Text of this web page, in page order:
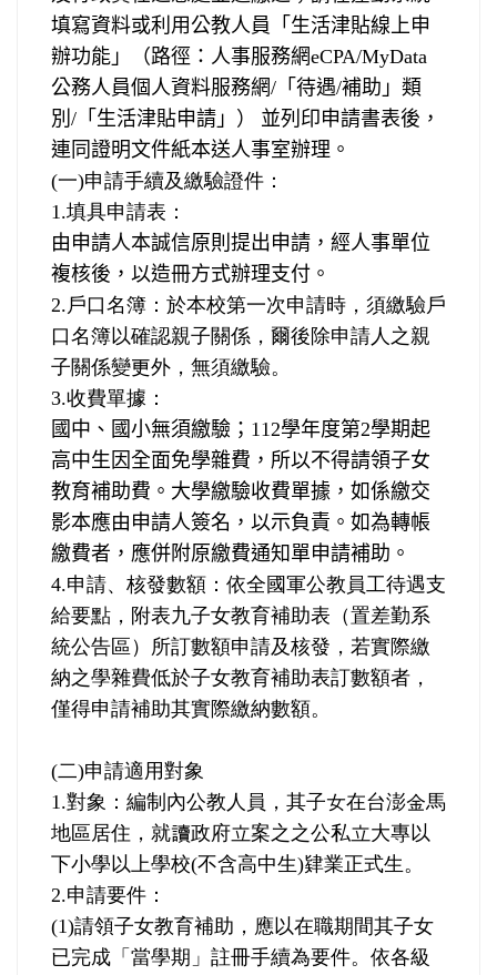
填寫資料或利用公教人員「生活津貼線上申
辦功能」（路徑：人事服務網eCPA/MyData
公務人員個人資料服務網/ 「待遇/補助」類
別 / 「生活津貼申請」）
並列印申請書表後，
連同證明文件紙本送人事室辦理。
(一)申請手續及繳驗證件：
1.填具申請表：
由申請人本誠信原則提出申請，經人事單位
複核後，以造冊方式辦理支付。
2. 戶口名簿：於本校第一次申請時，須繳驗戶
口名簿以確認親子關係，爾後除申請人之親
子關係變更外，無須繳驗。
3.收費單據：
國中、國小無須繳驗； 112學年度第2學期起
高中生因全面免學雜費，所以不得請領子女
教育補助費。大學繳驗收費單據，如係繳交
影本應由申請人簽名，以示負責。如為轉帳
繳費者，應併附原繳費通知單申請補助。
4.申請、核發數額：依全國軍公教員工待遇支
給要點，附表九子女教育補助表（置差勤系
統公告區）所訂數額申請及核發，若實際繳
納之學雜費低於子女教育補助表訂數額者，
僅得申請補助其實際繳納數額。
(二)申請適用對象
1.對象：編制內公教人員，其子女在台澎金馬
地區居住，就讀政府立案之之公私立大專以
下小學以上學校(不含高中生)肄業正式生。
2.申請要件：
(1)請領子女教育補助，應以在職期間其子女
已完成「當學期」註冊手續為要件。依各級